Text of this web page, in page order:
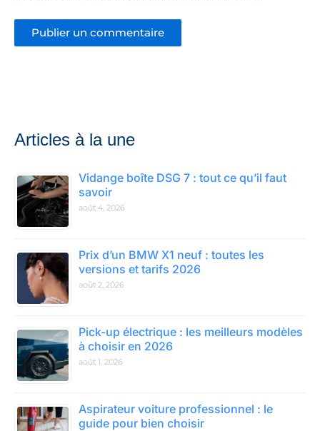
Articles à la une
Vidange boîte DSG 7 : tout ce qu’il faut
savoir
août 4, 2026
Prix d’un BMW X1 neuf : toutes les
versions et tarifs 2026
août 2, 2026
Pick-up électrique : les meilleurs modèles
à choisir en 2026
août 1, 2026
Aspirateur voiture professionnel : le
guide pour bien choisir